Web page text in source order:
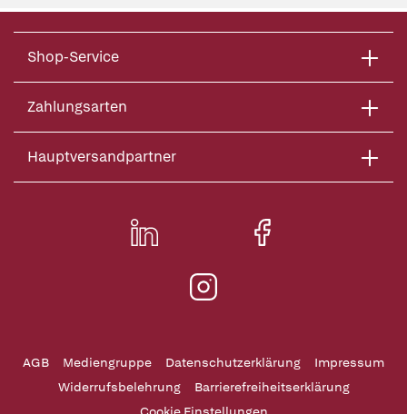
Shop-Service
Zahlungsarten
Hauptversandpartner
AGB Mediengruppe Datenschutzerklärung
Impressum
Widerrufsbelehrung
Barrierefreiheitserklärung